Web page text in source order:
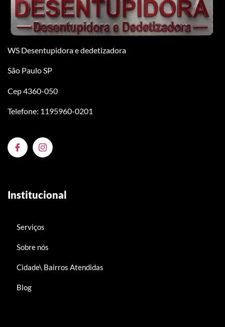
WS Desentupidora e dedetizadora
São Paulo SP
Cep 4360-050
Telefone: 1195960-0201
Institucional
Serviços
Sobre nós
Cidade\ Bairros Atendidas
Blog